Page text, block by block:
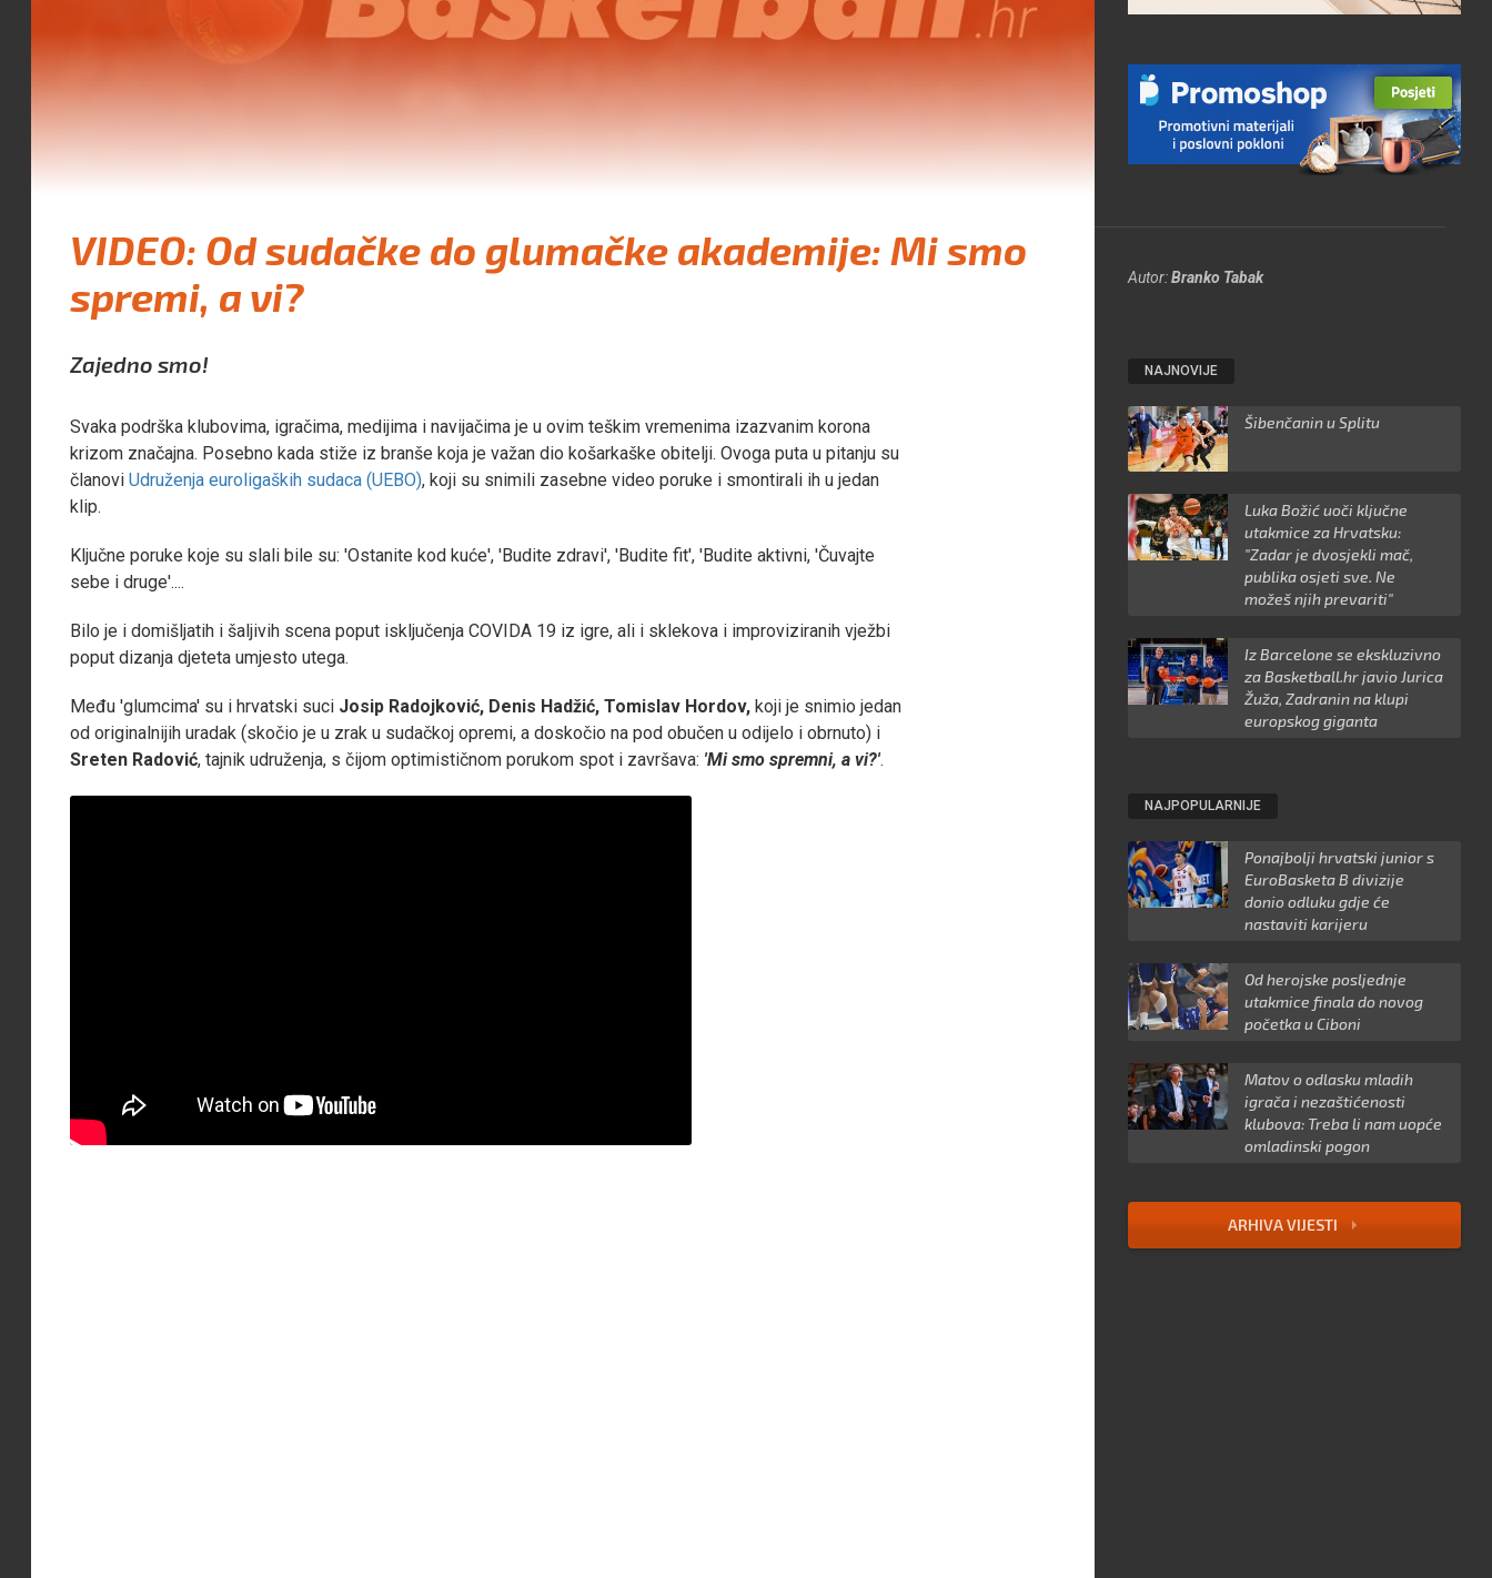
VIDEO: Od sudačke do glumačke akademije: Mi smo
spremi, a vi?
Autor:Branko Tabak
Zajedno smo!
Svaka podrška klubovima, igračima, medijima i navijačima je u ovim teškim vremenima izazvanim korona
krizom značajna. Posebno kada stiže iz branše koja je važan dio košarkaške obitelji. Ovoga puta u pitanju su
članoviUdruženja euroligaških sudaca (UEBO), koji su snimili zasebne video poruke i smontirali ih u jedan
klip.
Ključne poruke koje su slali bile su: 'Ostanite kod kuće', 'Budite zdravi', 'Budite fit', 'Budite aktivni, 'Čuvajte
sebe i druge'....
Bilo je i domišljatih i šaljivih scena poput isključenja COVIDA 19 iz igre, ali i sklekova i improviziranih vježbi
poput dizanja djeteta umjesto utega.
Među 'glumcima' su i hrvatski suci Josip Radojković, Denis Hadžić, Tomislav Hordov, koji je snimio jedan
od originalnijih uradak (skočio je u zrak u sudačkoj opremi, a doskočio na pod obučen u odijelo i obrnuto) i
Sreten Radović, tajnik udruženja, s čijom optimističnom porukom spot i završava: 'Mi smo spremni, a vi?'.
NAJNOVIJE
Šibenčanin u Splitu
Luka Božić uoči ključne
utakmice za Hrvatsku:
"Zadar je dvosjekli mač,
publika osjeti sve. Ne
možeš njih prevariti"
Iz Barcelone se ekskluzivno
za Basketball.hr javio Jurica
Žuža, Zadranin na klupi
europskog giganta
NAJPOPULARNIJE
Ponajbolji hrvatski junior s
EuroBasketa B divizije
donio odluku gdje će
nastaviti karijeru
Od herojske posljednje
utakmice finala do novog
početka u Ciboni
Matov o odlasku mladih
igrača i nezaštićenosti
klubova: Treba li nam uopće
omladinski pogon
ARHIVA VIJESTI